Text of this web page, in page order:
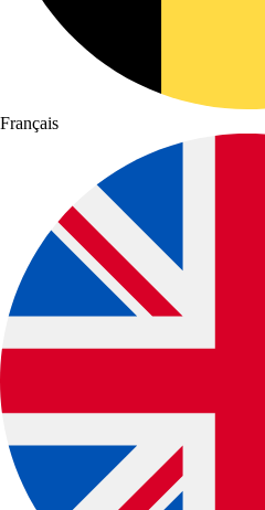
Français